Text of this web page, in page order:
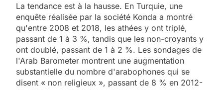
La tendance est à la hausse. En Turquie, une
enquête réalisée par la société Konda a montré
qu'entre 2008 et 2018, les athées y ont triplé,
passant de 1 à 3 %, tandis que les non-croyants y
ont doublé, passant de 1 à 2 %. Les sondages de
l'Arab Barometer montrent une augmentation
substantielle du nombre d'arabophones qui se
disent « non religieux », passant de 8 % en 2012-